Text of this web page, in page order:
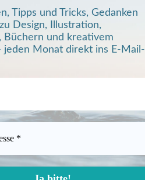
Tipps und Tricks, Gedanken
Design, Illustration,
Büchern und kreativem
jeden Monat direkt ins E-Mail-